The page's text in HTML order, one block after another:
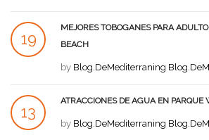
19
MEJORES TOBOGANES PARA
BEACH
by Blog.DeMediterraning
13
ATRACCIONES DE AGUA EN PARQUE
by Blog.DeMediterraning